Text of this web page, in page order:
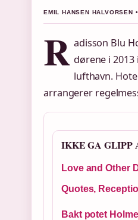
EMIL HANSEN
R adisson Blu
dørene i
lufthavn.
arrangerer
IKKE GA GLIPP
Love and Other
Quotes,
Bakt potet